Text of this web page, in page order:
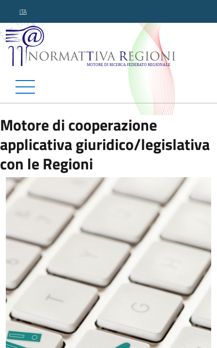
ITA
Normattiva Regioni -
Motore di cooperazione
applicativa giuridico/legislativa
con le Regioni